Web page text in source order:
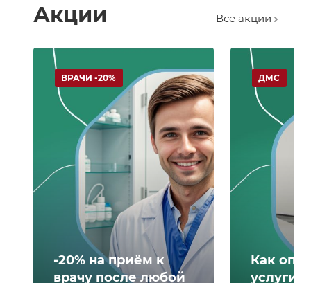
Акции Все акции
-20% на приём к
врачу после любой
ВРАЧИ -20%
Как
услуги
ДМС